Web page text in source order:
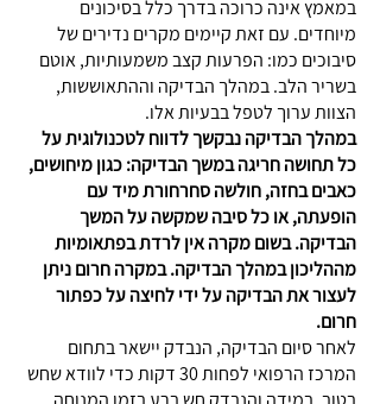
במאמץ אינה כרוכה בדרך כלל בסיכונים
מיוחדים. עם זאת קיימים מקרים נדירים של
סיבוכים כמו: הפרעות קצב משמעותיות, אוטם
בשריר הלב. במהלך הבדיקה וההתאוששות,
הצוות ערוך לטפל בבעיות אלו.
במהלך הבדיקה נבקשך לדווח לטכנולוגית על
כל תחושה חריגה במשך הבדיקה: כגון מיחושים,
כאבים בחזה, חולשה סחרחורת מיד עם
הופעתה, או כל סיבה שמקשה על המשך
הבדיקה. בשום מקרה אין לרדת בפתאומיות
מההליכון במהלך הבדיקה. במקרה חרום ניתן
לעצור את הבדיקה על ידי לחיצה על כפתור
חרום.
לאחר סיום הבדיקה, הנבדק יישאר בתחום
המרכז הרפואי לפחות 30 דקות כדי לוודא שחש